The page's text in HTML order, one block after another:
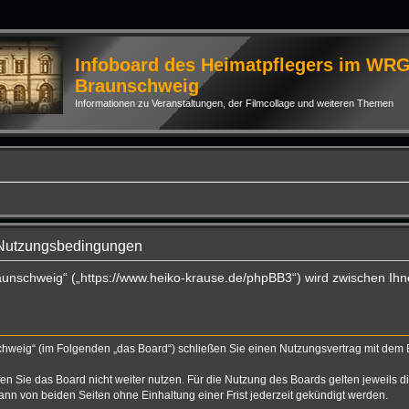
Infoboard des Heimatpflegers im
Braunschweig
Informationen zu Veranstaltungen, der Filmcollage und weiteren Themen
(„https://www.heiko-krause.de/phpBB3“) wird zwischen
(im Folgenden „das Board“) schließen Sie einen Nutzungsvertrag mit
Sie das Board nicht weiter nutzen. Für die Nutzung des Boards gelten jeweils
von beiden Seiten ohne Einhaltung einer Frist jederzeit gekündigt werden.